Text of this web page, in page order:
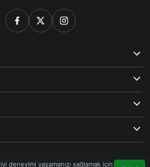
deneyimi yaşamanızı sağlamak için
Tüm Hakları Saklıdır